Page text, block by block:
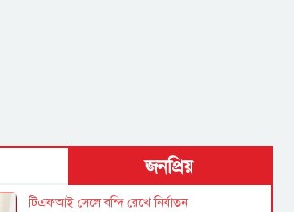
জনপ্রিয়
টিএফআই সেলে বন্দি রেখে নির্যাতন